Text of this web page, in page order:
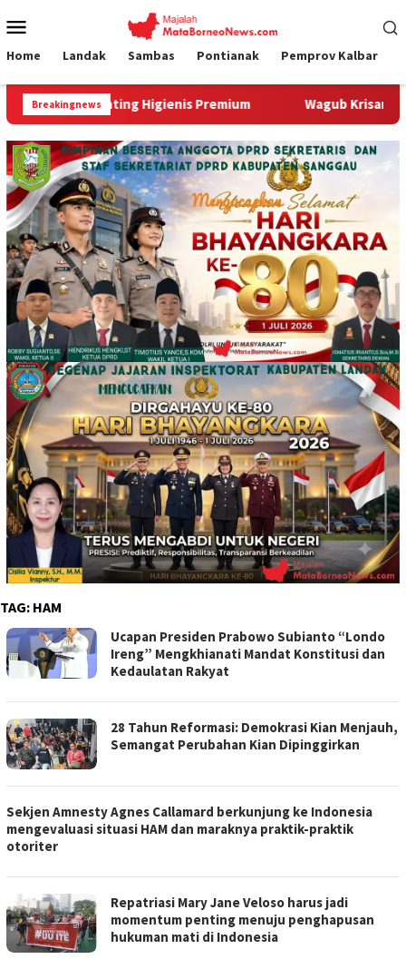
ke
Mobile
Home Landak Sambas Pontianak Pemprov Kalbar
Breakingnews
Higienis Premium Wagub Krisantus Kedatangan
TAG: HAM
Ucapan Presiden Prabowo Subianto “Londo
Ireng” Mengkhianati Mandat Konstitusi dan
Kedaulatan Rakyat
28 Tahun Reformasi: Demokrasi Kian Menjauh,
Semangat Perubahan Kian Dipinggirkan
Sekjen Amnesty Agnes Callamard berkunjung ke Indonesia
mengevaluasi situasi HAM dan maraknya praktik-praktik
otoriter
Repatriasi Mary Jane Veloso harus jadi
momentum penting menuju penghapusan
hukuman mati di Indonesia